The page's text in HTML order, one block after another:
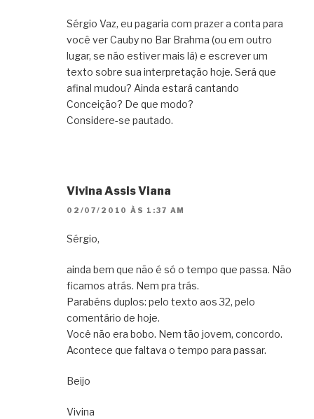
Sérgio Vaz, eu pagaria com prazer a conta para
você ver Cauby no Bar Brahma (ou em outro
lugar, se não estiver mais lá) e escrever um
texto sobre sua interpretação hoje. Será que
afinal mudou? Ainda estará cantando
Conceição? De que modo?
Considere-se pautado.
Vivina Assis Viana
02/07/2010 ÀS 1:37 AM
Sérgio,
ainda bem que não é só o tempo que passa. Não
ficamos atrás. Nem pra trás.
Parabéns duplos: pelo texto aos 32, pelo
comentário de hoje.
Você não era bobo. Nem tão jovem, concordo.
Acontece que faltava o tempo para passar.
Beijo
Vivina